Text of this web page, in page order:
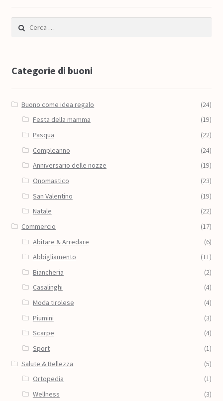
Ricerca per:
Categorie di buoni
Buono come idea regalo
(24)
Festa della mamma
(19)
Pasqua
(22)
Compleanno
(24)
Anniversario delle nozze
(19)
Onomastico
(23)
San Valentino
(19)
Natale
(22)
Commercio
(17)
Abitare & Arredare
(6)
Abbigliamento
(11)
Biancheria
(2)
Casalinghi
(4)
Moda tirolese
(4)
Piumini
(3)
Scarpe
(4)
Sport
(1)
Salute & Bellezza
(5)
Ortopedia
(1)
Wellness
(3)